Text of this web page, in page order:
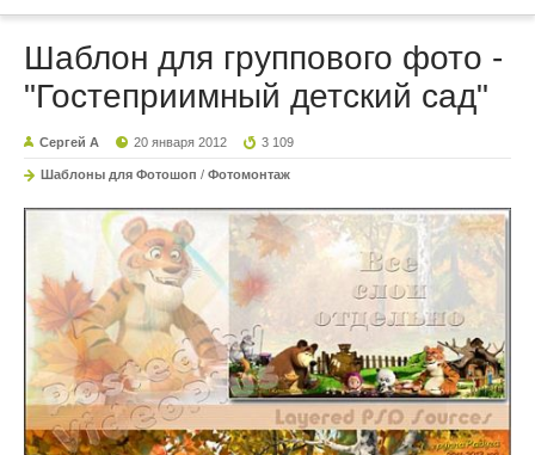
Шаблон для группового фото -
"Гостеприимный детский сад"
Сергей А 20 января 2012 3 109
Шаблоны для Фотошоп / Фотомонтаж